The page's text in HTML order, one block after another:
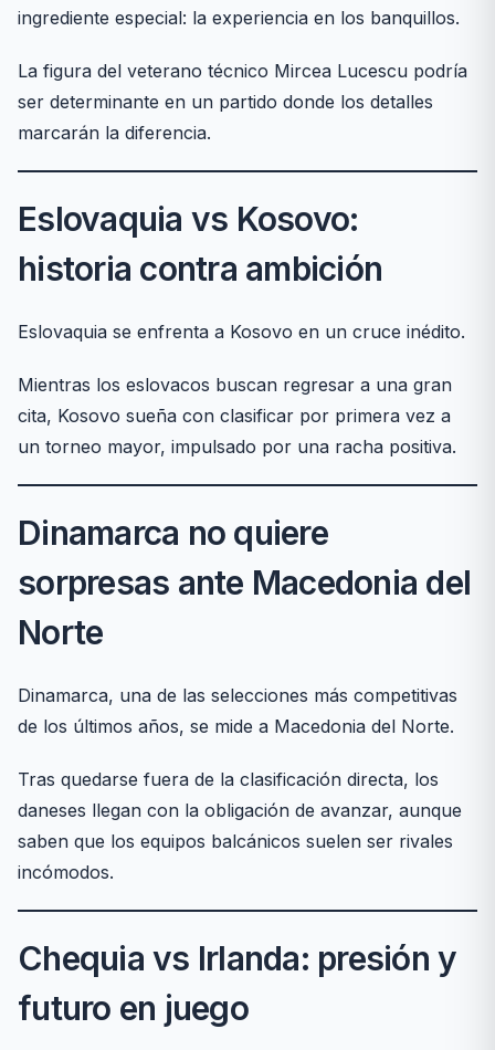
ingrediente especial: la experiencia en los banquillos.
La figura del veterano técnico Mircea Lucescu podría
ser determinante en un partido donde los detalles
marcarán la diferencia.
Eslovaquia vs Kosovo:
historia contra ambición
Eslovaquia se enfrenta a Kosovo en un cruce inédito.
Mientras los eslovacos buscan regresar a una gran
cita, Kosovo sueña con clasificar por primera vez a
un torneo mayor, impulsado por una racha positiva.
Dinamarca no quiere
sorpresas ante Macedonia del
Norte
Dinamarca, una de las selecciones más competitivas
de los últimos años, se mide a Macedonia del Norte.
Tras quedarse fuera de la clasificación directa, los
daneses llegan con la obligación de avanzar, aunque
saben que los equipos balcánicos suelen ser rivales
incómodos.
Chequia vs Irlanda: presión y
futuro en juego